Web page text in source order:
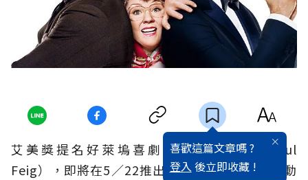
喜歡這篇文章嗎 ?
登入 後立即收藏 !
艾美獎提名好萊塢喜劇名導保羅費格（Paul
Feig），即將在5／22推出自編自導的全新間諜動